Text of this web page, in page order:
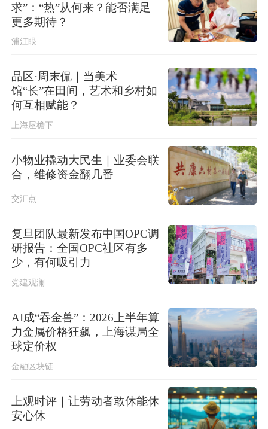
求”：“热”从何来？能否满足
更多期待？
浦江眼
品区·周末侃｜当美术
馆“长”在田间，艺术和乡村如
何互相赋能？
上海屋檐下
小物业撬动大民生｜业委会联
合，维修资金翻几番
交汇点
复旦团队最新发布中国OPC调
研报告：全国OPC社区有多
少，有何吸引力
党建观澜
AI成“吞金兽”：2026上半年算
力金属价格狂飙，上海谋局全
球定价权
金融区块链
上观时评｜让劳动者敢休能休
安心休